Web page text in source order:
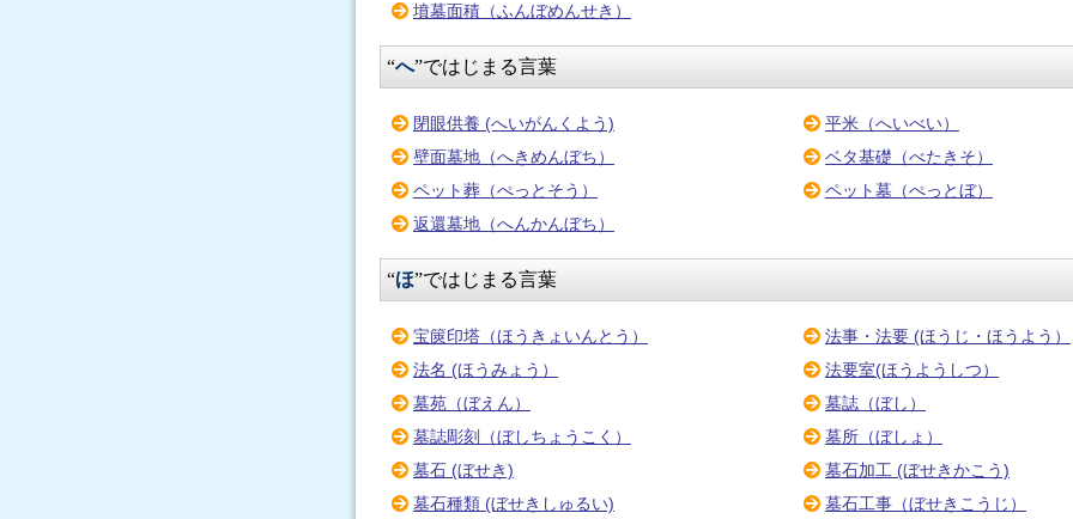
墳墓面積（ふんぼめんせき）
“へ”ではじまる言葉
閉眼供養 (へいがんくよう)
平米（へいべい）
壁面墓地（へきめんぼち）
ベタ基礎（べたきそ）
ペット葬（ぺっとそう）
ペット墓（ぺっとぼ）
返還墓地（へんかんぼち）
“ほ”ではじまる言葉
宝篋印塔（ほうきょいんとう）
法事・法要 (ほうじ・ほうよう）
法名 (ほうみょう）
法要室(ほうようしつ）
墓苑（ぼえん）
墓誌（ぼし）
墓誌彫刻（ぼしちょうこく）
墓所（ぼしょ）
墓石 (ぼせき)
墓石加工 (ぼせきかこう)
墓石種類 (ぼせきしゅるい)
墓石工事（ぼせきこうじ）